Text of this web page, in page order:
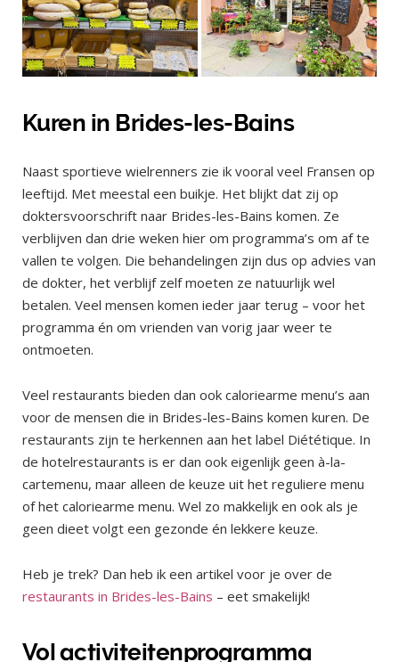
Kuren in Brides-les-Bains
Naast sportieve wielrenners zie ik vooral veel Fransen op
leeftijd. Met meestal een buikje. Het blijkt dat zij op
doktersvoorschrift naar Brides-les-Bains komen. Ze
verblijven dan drie weken hier om programma’s om af te
vallen te volgen. Die behandelingen zijn dus op advies van
de dokter, het verblijf zelf moeten ze natuurlijk wel
betalen. Veel mensen komen ieder jaar terug – voor het
programma én om vrienden van vorig jaar weer te
ontmoeten.
Veel restaurants bieden dan ook caloriearme menu’s aan
voor de mensen die in Brides-les-Bains komen kuren. De
restaurants zijn te herkennen aan het label Diététique. In
de hotelrestaurants is er dan ook eigenlijk geen à-la-
cartemenu, maar alleen de keuze uit het reguliere menu
of het caloriearme menu. Wel zo makkelijk en ook als je
geen dieet volgt een gezonde én lekkere keuze.
Heb je trek? Dan heb ik een artikel voor je over de
restaurants in Brides-les-Bains – eet smakelijk!
Vol activiteitenprogramma